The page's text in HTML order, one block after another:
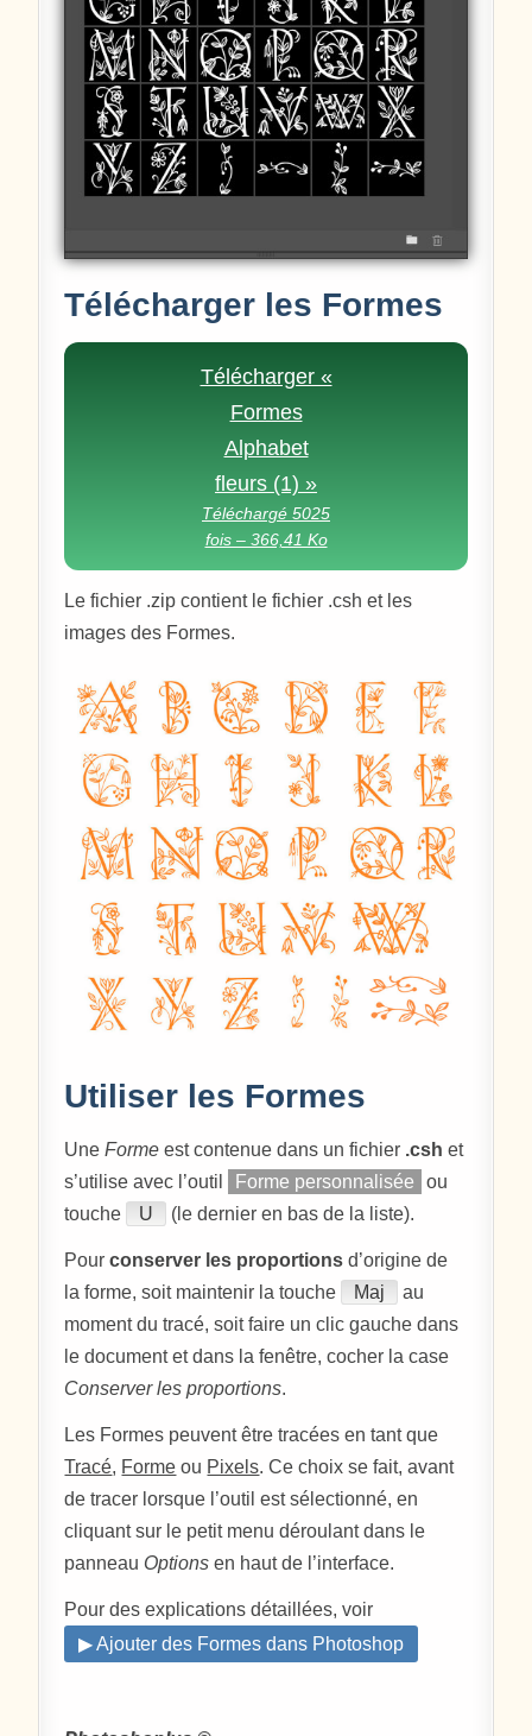
Télécharger les Formes
Télécharger «
Formes
Alphabet
fleurs (1) »
Téléchargé 5025
fois – 366,41 Ko
Le fichier .zip contient le fichier .csh et les
images des Formes.
Utiliser les Formes
UneForme est contenue dans un fichier .csh et
s’utilise avec l’outil
Forme personnalisée
ou
touche
U (le dernier en bas de la liste).
Pourconserver les proportions d’origine de
la forme, soit maintenir la touche
Maj
au
moment du tracé, soit faire un clic gauche dans
le document et dans la fenêtre, cocher la case
Conserver les proportions.
Les Formes peuvent être tracées en tant que
Tracé, Forme ou Pixels. Ce choix se fait, avant
de tracer lorsque l’outil est sélectionné, en
cliquant sur le petit menu déroulant dans le
panneau Options en haut de l’interface.
Pour des explications détaillées, voir
▶ Ajouter des Formes dans Photoshop